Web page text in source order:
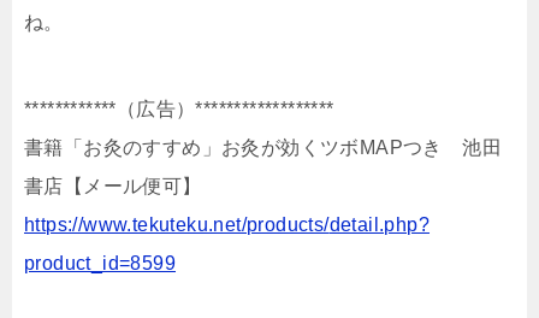
ね。
************（広告）******************
書籍「お灸のすすめ」お灸が効くツボMAPつき 池田
書店【メール便可】
https://www.tekuteku.net/products/detail.php?
product_id=8599